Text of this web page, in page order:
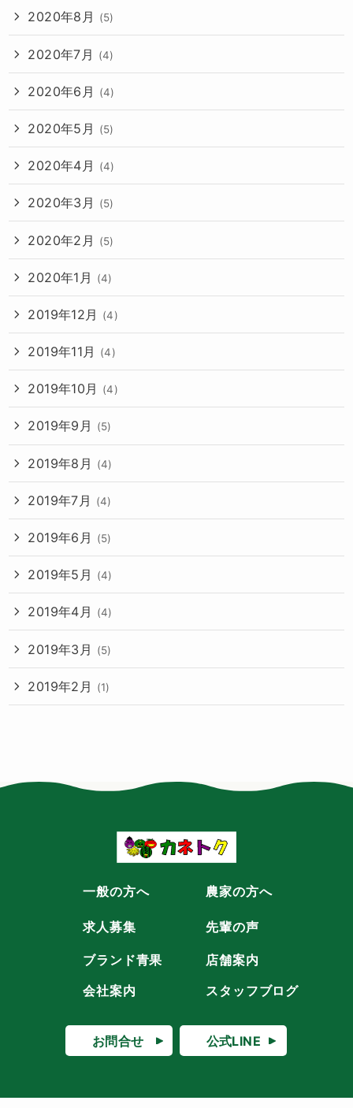
2020年8月 (5)
2020年7月 (4)
2020年6月 (4)
2020年5月 (5)
2020年4月 (4)
2020年3月 (5)
2020年2月 (5)
2020年1月 (4)
2019年12月 (4)
2019年11月 (4)
2019年10月 (4)
2019年9月 (5)
2019年8月 (4)
2019年7月 (4)
2019年6月 (5)
2019年5月 (4)
2019年4月 (4)
2019年3月 (5)
2019年2月 (1)
TOP
一般の方へ 農家の方へ
求人募集 先輩の声
ブランド青果
店舗案内
会社案内
スタッフブログ
お問合せ 公式LINE